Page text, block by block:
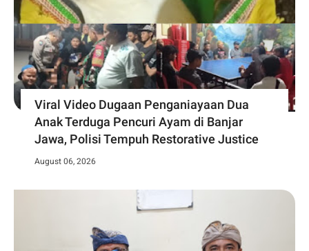
Viral Video Dugaan Penganiayaan Dua
Anak Terduga Pencuri Ayam di Banjar
Jawa, Polisi Tempuh Restorative Justice
August 06, 2026